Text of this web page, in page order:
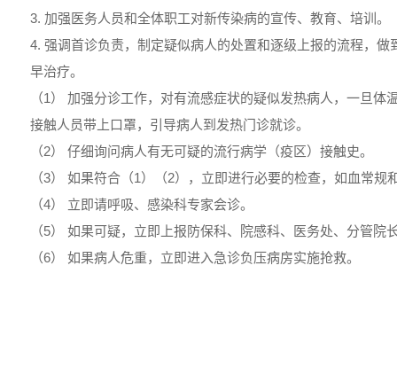
3. 加强医务人员和全体职工对新传染病的宣传、教育、培训。
4. 强调首诊负责，制定疑似病人的处置和逐级上报的流程，做
早治疗。
（1） 加强分诊工作，对有流感症状的疑似发热病人，一旦
接触人员带上口罩，引导病人到发热门诊就诊。
（2） 仔细询问病人有无可疑的流行病学（疫区）接触史。
（3） 如果符合（1）（2），立即进行必要的检查，如血常规
（4） 立即请呼吸、感染科专家会诊。
（5） 如果可疑，立即上报防保科、院感科、医务处、分管院
（6） 如果病人危重，立即进入急诊负压病房实施抢救。